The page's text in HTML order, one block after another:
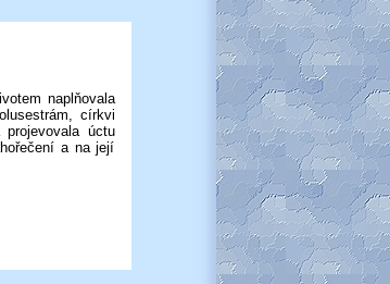
naplňovala
církvi
úctu
a na její